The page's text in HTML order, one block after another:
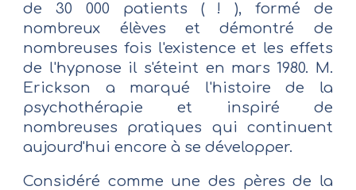
de 30 000 patients ( ! ), formé de
nombreux élèves et démontré de
nombreuses fois l'existence et les effets
de l'hypnose il s'éteint en mars 1980. M.
Erickson a marqué l'histoire de la
psychothérapie et inspiré de
nombreuses pratiques qui continuent
aujourd'hui encore à se développer.
Considéré comme une des pères de la